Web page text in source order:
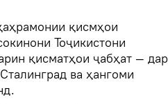
қисмҳои
Тоҷикистони
қисматҳои ҷабҳат — дар
ва ҳангоми